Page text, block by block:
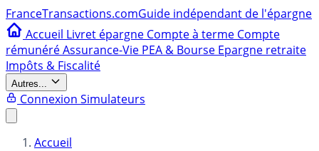
FranceTransactions.comGuide indépendant de l'épargne
Accueil Livret épargne Compte à terme Compte
rémunéréAssurance-Vie PEA & Bourse Epargne retraite
Impôts & Fiscalité
Autres...
Connexion Simulateurs
Accueil